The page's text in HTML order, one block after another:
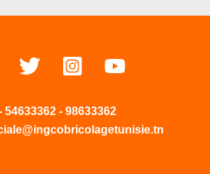
54633362 - 98633362